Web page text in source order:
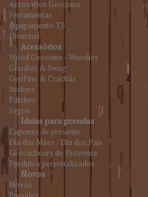
Acessórios Geocoins
Ferramentas
Equipamento T5
Diversos
Acessórios
Wood Geocoins - Woodies
Goodies & Swag
GeoPins & Crachás
Stickers
Patches
Jogos
Ideias para prendas
Cupones de presente
Dia das Mães / Dia dos Pais
Géocacheurs de Provence
Produtos personalizados
Novos
Novos